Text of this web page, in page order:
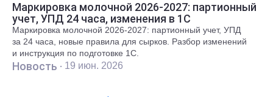
Маркировка молочной 2026-2027: партионный
учет, УПД 24 часа, изменения в 1С
Маркировка молочной 2026-2027: партионный учет, УПД
за 24 часа, новые правила для сырков. Разбор изменений
и инструкция по подготовке 1С.
Новость · 19 июн. 2026